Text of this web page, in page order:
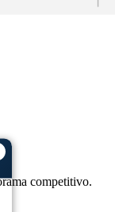
competitivo.